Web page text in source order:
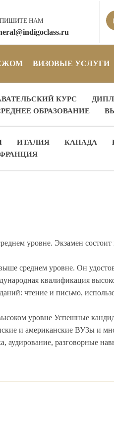
НАМ
ВИЗОВЫЕ УСЛУГИ
КУРС
ОБРАЗОВАНИЕ
ИТАЛИЯ КАНАДА
уровне. Экзамен
среднем уровне. Он
квалификация
чтение и письмо,
уровне Успешные
и американские ВУЗы и
аудирование, разговорные